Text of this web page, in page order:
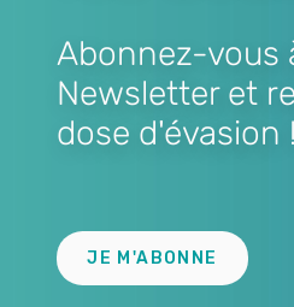
Abonnez-vous
Newsletter et
dose d'évasion !
JE M'ABONNE